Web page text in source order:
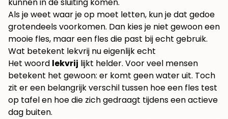
kunnen in de sluiting komen.
Als je weet waar je op moet letten, kun je dat gedoe
grotendeels voorkomen. Dan kies je niet gewoon een
mooie fles, maar een fles die past bij echt gebruik.
Wat betekent lekvrij nu eigenlijk echt
Het woord lekvrij lijkt helder. Voor veel mensen
betekent het gewoon: er komt geen water uit. Toch
zit er een belangrijk verschil tussen hoe een fles test
op tafel en hoe die zich gedraagt tijdens een actieve
dag buiten.